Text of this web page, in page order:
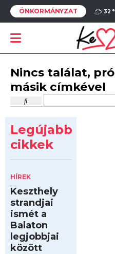
ÖNKORMÁNYZAT 32 °
Nincs találat,
másik címkével
Legújabb
cikkek
HÍREK
Keszthely
strandjai
ismét a
Balaton
legjobbjai
között